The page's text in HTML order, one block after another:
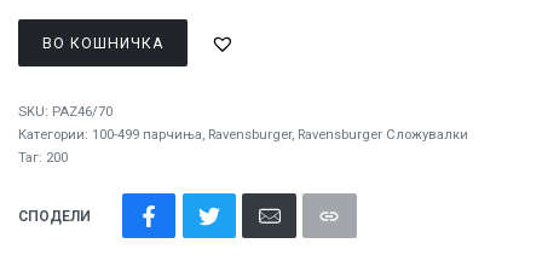
ВО КОШНИЧКА
SKU: PAZ46/70
Категории: 100-499 парчиња, Ravensburger, Ravensburger Сложувалки
Таг: 200
СПОДЕЛИ